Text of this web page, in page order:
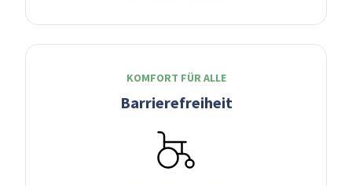
KOMFORT FÜR ALLE
Barrierefreiheit